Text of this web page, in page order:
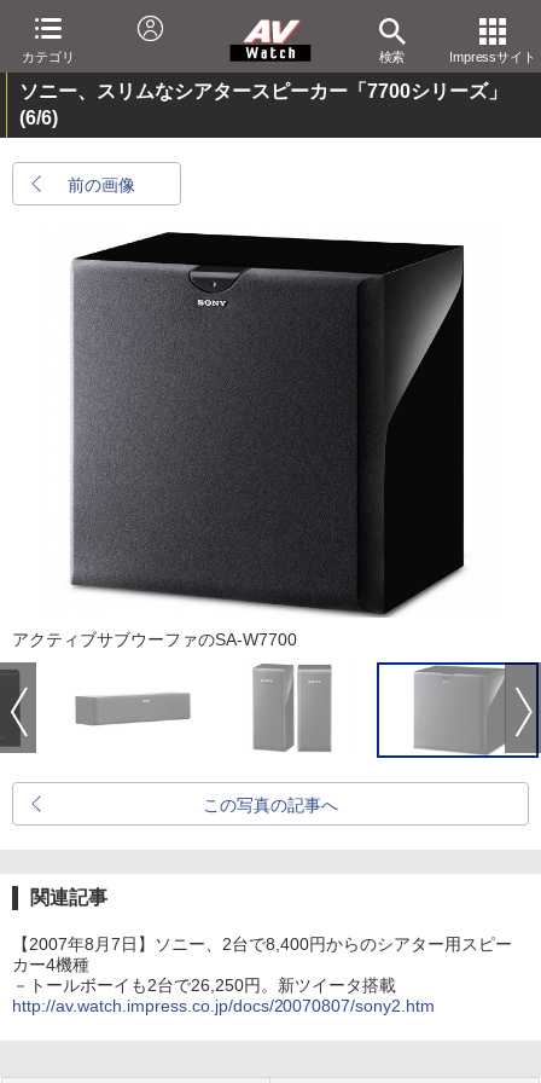
カテゴリ 検索 Impressサイト
ソニー、スリムなシアタースピーカー「7700シリーズ」
(6/6)
前の画像
アクティブサブウーファのSA-W7700
この写真の記事へ
関連記事
【2007年8月7日】ソニー、2台で8,400円からのシアター用スピー
カー4機種
－トールボーイも2台で26,250円。新ツイータ搭載
http://av.watch.impress.co.jp/docs/20070807/sony2.htm